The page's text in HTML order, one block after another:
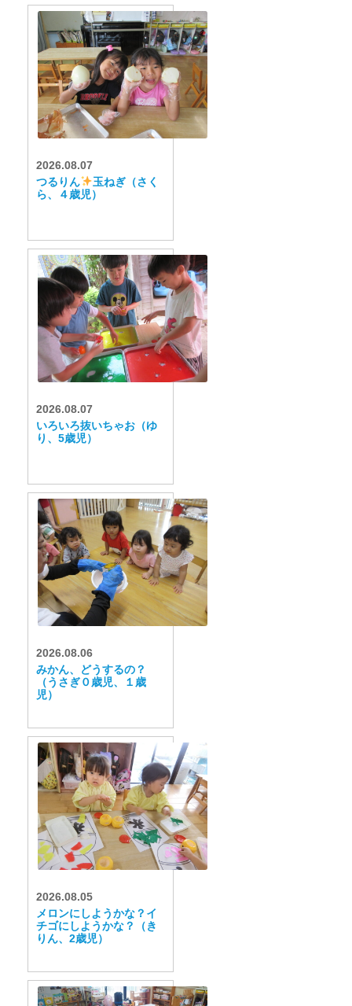
2026.08.07
つるりん
玉ねぎ（さく
ら、４歳児）
2026.08.07
いろいろ抜いちゃお（ゆ
り、5歳児）
2026.08.06
みかん、どうするの？
（うさぎ０歳児、１歳
児）
2026.08.05
メロンにしようかな？イ
チゴにしようかな？（き
りん、2歳児）